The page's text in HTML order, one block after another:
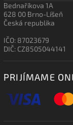
Bednaříkova 1A
628 00 Brno-Líšeň
Česká republika
IČO: 87023679
DIČ: CZ8505044141
PRIJÍMAME